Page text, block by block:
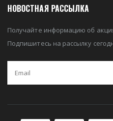
НОВОСТНАЯ РАССЫЛКА
Получайте информацию об
Подпишитесь на рассылку